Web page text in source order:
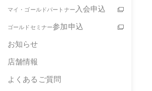
マイ・ゴールドパートナー 入会申込
ゴールドセミナー参加申込
お知らせ
店舗情報
よくあるご質問